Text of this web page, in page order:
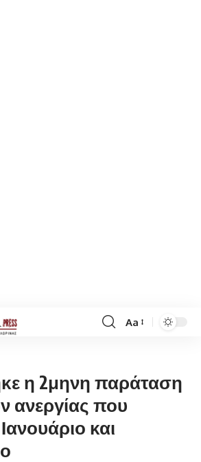
Font
Aa
η 2μηνη παράταση
ανεργίας που
και